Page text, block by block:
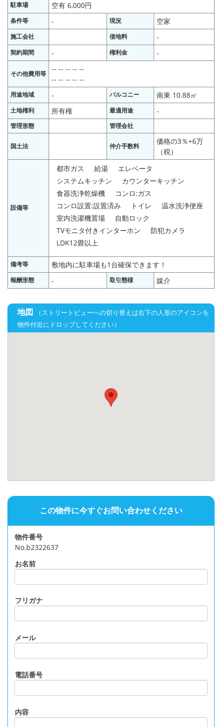
駐車場 空有 6,000円
条件等 - 現況 空家
施工会社 借地料 -
契約期間 - 権利金 -
その他費用等
-- -- -- -- --
-- -- -- -- --
用途地域 - バルコニー 南東 10.88㎡
土地権利 所有権 最適用途 -
管理形態 管理会社
国土法 仲介手数料
価格の3％+6万
（税）
設備等
都市ガス 給湯
エレベータ
システムキッチン
カウンターキッチン
食器洗浄乾燥機
コンロ:ガス
コンロ設置:設置済み
トイレ
温水洗浄便座
室内洗濯機置場
自動ロック
TVモニタ付きインターホン
防犯カメラ
LDK12畳以上
備考等 敷地内に駐車場も1台確保できます！
報酬形態 - 取引態様 媒介
地図
（ストリートビューへの切り替えは右下の人形のアイコンを
物件付近にドロップしてください）
この物件に今すぐお問い合わせください
物件番号
No.b2322637
お名前
フリガナ
メール
電話番号
内容